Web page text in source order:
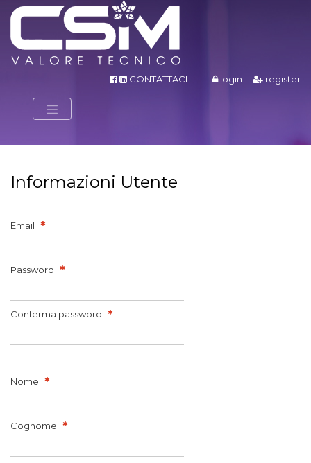
CONTATTACI login register
Informazioni Utente
Email
Password
Conferma password
Nome
Cognome